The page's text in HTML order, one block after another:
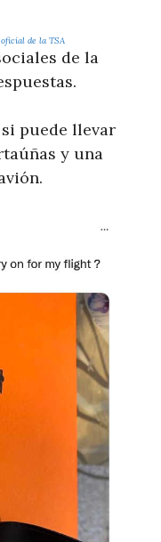
de la TSA
de la
puede llevar
y una